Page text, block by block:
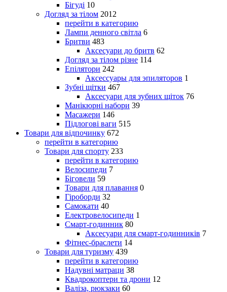
Бігуді 10
Догляд за тілом 2012
перейти в категорию
Лампи денного світла 6
Бритви 483
Аксесуари до бритв 62
Догляд за тілом різне 114
Епілятори 242
Аксессуары для эпиляторов 1
Зубні щітки 467
Аксесуари для зубних щіток 76
Манікюрні набори 39
Масажери 146
Підлогові ваги 515
Товари для відпочинку 672
перейти в категорию
Товари для спорту 233
перейти в категорию
Велосипеди 7
Біговели 59
Товари для плавання 0
Гіроборди 32
Самокати 40
Електровелосипеди 1
Смарт-годинник 80
Аксесуари для смарт-годинників 7
Фітнес-браслети 14
Товари для туризму 439
перейти в категорию
Надувні матраци 38
Квадрокоптери та дрони 12
Валіза, рюкзаки 60